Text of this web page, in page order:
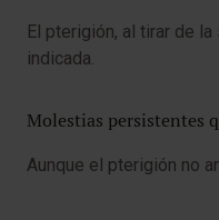
El pterigión, al tirar de
indicada.
Molestias persistentes
Aunque el pterigión no